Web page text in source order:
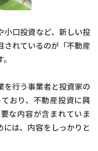
小口投資など、新しい投
されているのが「不動産
を行う事業者と投資家の
おり、不動産投資に興
な内容が含まれていま
には、内容をしっかりと